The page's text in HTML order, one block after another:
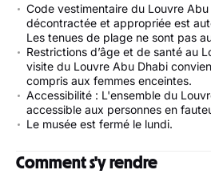
Code vestimentaire du Louvre
décontractée et appropriée est
Les tenues de plage ne sont pas
Restrictions d’âge et de santé au
visite du Louvre Abu Dhabi
compris aux femmes enceintes.
Accessibilité : L'ensemble du
accessible aux personnes en
Le musée est fermé le lundi.
Comment s'y rendre